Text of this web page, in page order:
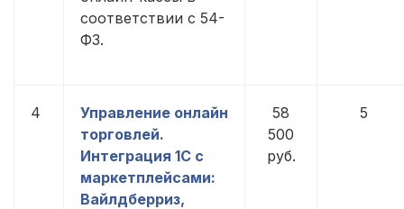
соответствии с 54-
ФЗ.
4
Управление онлайн
торговлей.
Интеграция 1С с
маркетплейсами:
Вайлдберриз,
58
500
руб.
5